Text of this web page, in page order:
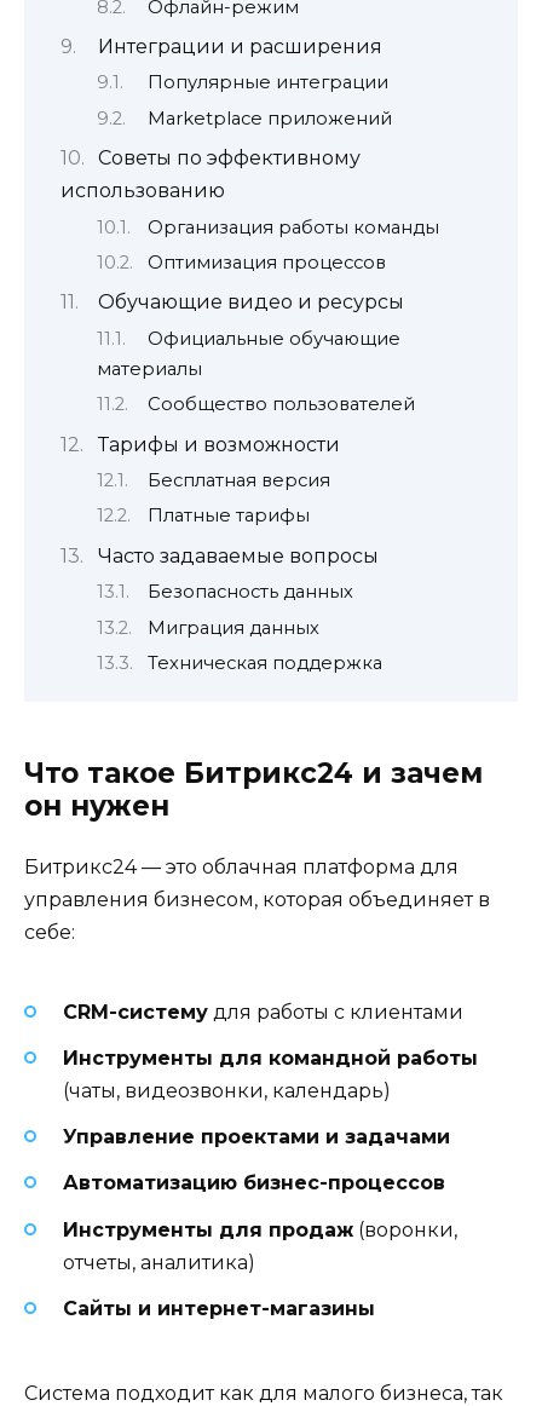
Офлайн-режим
Интеграции и расширения
Популярные интеграции
Marketplace приложений
Советы по эффективному
использованию
Организация работы команды
Оптимизация процессов
Обучающие видео и ресурсы
Официальные обучающие
материалы
Сообщество пользователей
Тарифы и возможности
Бесплатная версия
Платные тарифы
Часто задаваемые вопросы
Безопасность данных
Миграция данных
Техническая поддержка
Что такое Битрикс24 и зачем
он нужен
Битрикс24 — это облачная платформа для
управления бизнесом, которая объединяет в
себе:
CRM-систему для работы с клиентами
Инструменты для командной работы
(чаты, видеозвонки, календарь)
Управление проектами и задачами
Автоматизацию бизнес-процессов
Инструменты для продаж (воронки,
отчеты, аналитика)
Сайты и интернет-магазины
Система подходит как для малого бизнеса, так